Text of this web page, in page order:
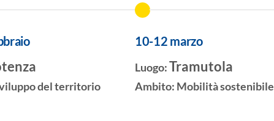
del territorio
10-12 marzo
Luogo:Tramutola
Ambito: Mobilità sostenibile